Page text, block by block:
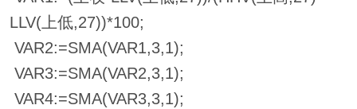
LLV(上低,27))*100;
VAR2:=SMA(VAR1,3,1);
VAR3:=SMA(VAR2,3,1);
VAR4:=SMA(VAR3,3,1);